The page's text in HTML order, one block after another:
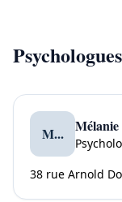
M...
38 rue Arnold